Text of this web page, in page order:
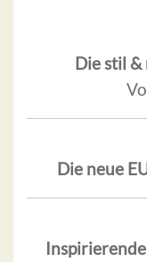
Die stil &
Die neue